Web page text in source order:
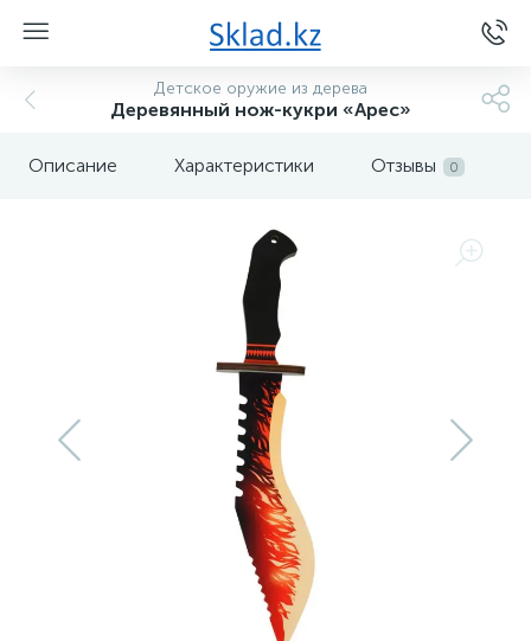
Детское оружие из дерева
Деревянный нож-кукри «Арес»
Описание Характеристики Отзывы 0